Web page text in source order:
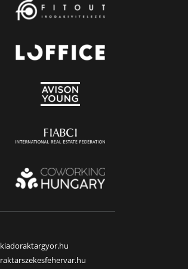
kiadoraktargyor.hu
raktarszekesfehervar.hu